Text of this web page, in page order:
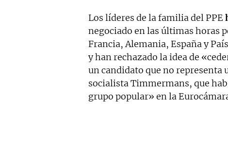
Los líderes de la familia del PPE
negociado en las últimas horas
Francia, Alemania, España y
y han rechazado la idea de
un candidato que no
socialista Timmermans, que
grupo popular» en la